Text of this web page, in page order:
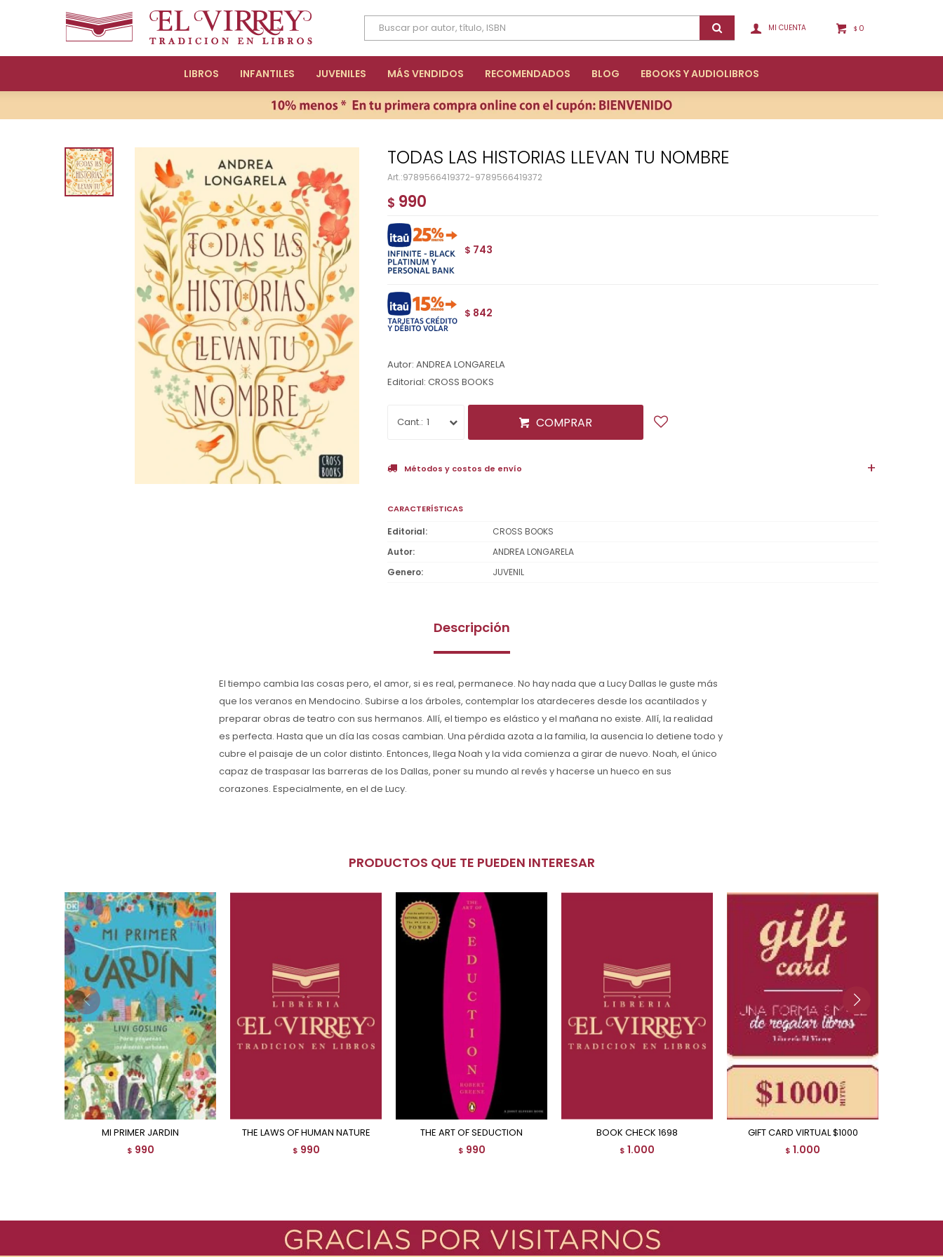
LIBROS INFANTILES JUVENILES MÁS VENDIDOS RECOMENDADOS BLOG EBOOKS Y AUDIOLIBROS
$ 0
TODAS LAS HISTORIAS LLEVAN TU NOMBRE
9789566419372-9789566419372
$ 990
$ 743
$ 842
Autor: ANDREA LONGARELA
Editorial: CROSS BOOKS
1 COMPRAR
Métodos y costos de envío
CARACTERÍSTICAS
Editorial
CROSS BOOKS
Autor
ANDREA LONGARELA
Genero
JUVENIL
Descripción
El tiempo cambia las cosas pero, el amor, si es real, permanece. No hay nada que a Lucy Dallas le guste más
que los veranos en Mendocino. Subirse a los árboles, contemplar los atardeceres desde los acantilados y
preparar obras de teatro con sus hermanos. Allí, el tiempo es elástico y el mañana no existe. Allí, la realidad
es perfecta. Hasta que un día las cosas cambian. Una pérdida azota a la familia, la ausencia lo detiene todo y
cubre el paisaje de un color distinto. Entonces, llega Noah y la vida comienza a girar de nuevo. Noah, el único
capaz de traspasar las barreras de los Dallas, poner su mundo al revés y hacerse un hueco en sus
corazones. Especialmente, en el de Lucy.
PRODUCTOS QUE TE PUEDEN INTERESAR
MI PRIMER JARDIN
$ 990
THE LAWS OF HUMAN NATURE
$ 990
THE ART OF SEDUCTION
$ 990
BOOK CHECK 1698
$ 1.000
GIFT CARD VIRTUAL $1000
$ 1.000